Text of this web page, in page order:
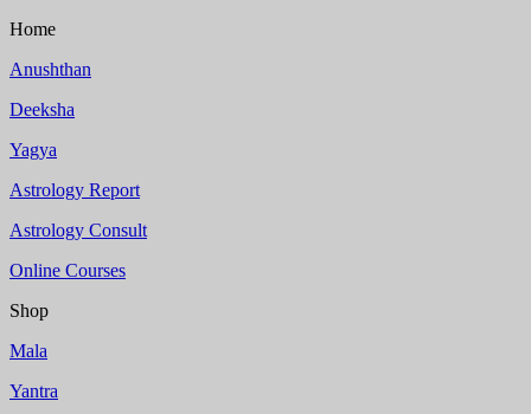
Home
Anushthan
Deeksha
Yagya
Astrology Report
Astrology Consult
Online Courses
Shop
Mala
Yantra